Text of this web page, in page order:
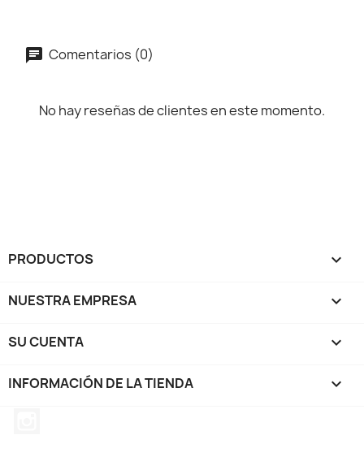
Comentarios (0)
No hay reseñas de clientes en este momento.
PRODUCTOS 
NUESTRA EMPRESA 
SU CUENTA 
INFORMACIÓN DE LA TIENDA keyboard_arrow_down